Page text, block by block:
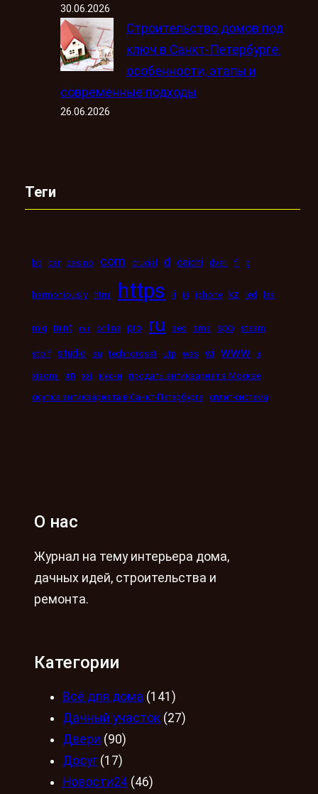
30.06.2026
Строительство домов под
ключ в Санкт-Петербурге:
особенности, этапы и
современные подходы
26.06.2026
Теги
bb car casino com crucial d daichi dveri fi g
harmoniously html https ii iii iphone kz led les
mig mint mir online pro ru seo sms spb steam
stolf studio su technorosst utp was wi www x
xiaomi xn xxi кухни
продать антиквариат в Москве
скупка антиквариата в Санкт-Петербурге сплит-система
О нас
Журнал на тему интерьера дома,
дачных идей, строительства и
ремонта.
Категории
Всё для дома (141)
Дачный участок (27)
Двери (90)
Досуг (17)
Новости24 (46)